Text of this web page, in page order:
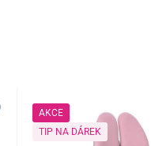
AKCE
TIP NA DÁREK